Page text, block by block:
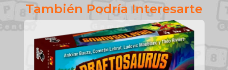
También Podría Interesarte